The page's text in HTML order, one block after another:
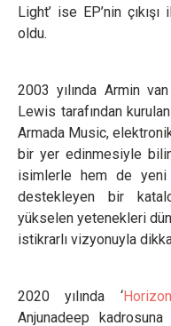
Light’ ise EP’nin
oldu.
2003 yılında Armin
Lewis tarafından
Armada Music,
bir yer edinmesiyle
isimlerle hem de yeni
destekleyen bir
yükselen yetenekleri
istikrarlı vizyonuyla
2020 yılında ‘Horizon
Anjunadeep